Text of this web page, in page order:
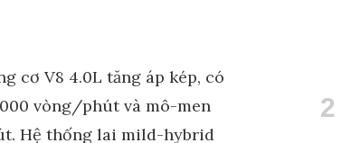
cơ V8 4.0L tăng áp kép, có
vòng/phút và mô-men
Hệ thống lai mild-hybrid